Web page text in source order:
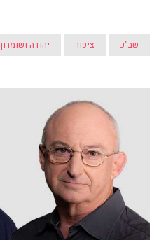
שב"כ ציפור יהודה ושומרון